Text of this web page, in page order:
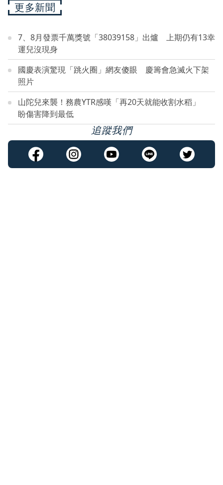
更多新聞
7、8月發票千萬獎號「38039158」出爐 上期仍有13幸
運兒沒現身
國慶表演驚現「跳火圈」網友傻眼 慶籌會急滅火下架
照片
山陀兒來襲！務農YTR感嘆「再20天就能收割水稻」
盼傷害降到最低
追蹤我們